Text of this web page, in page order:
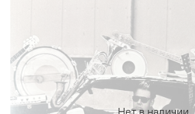
Нет в наличии